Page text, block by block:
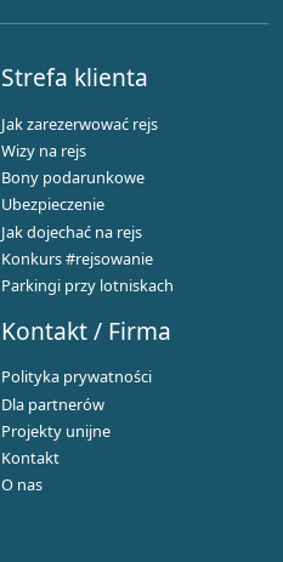
Strefa klienta
Jak zarezerwować rejs
Wizy na rejs
Bony podarunkowe
Ubezpieczenie
Jak dojechać na rejs
Konkurs #rejsowanie
Parkingi przy lotniskach
Kontakt / Firma
Polityka prywatności
Dla partnerów
Projekty unijne
Kontakt
O nas